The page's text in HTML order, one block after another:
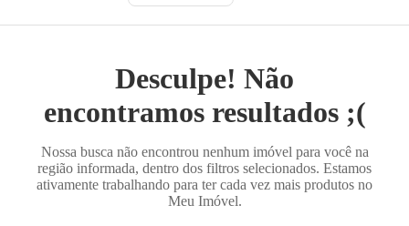
Desculpe! Não
encontramos resultados ;(
Nossa busca não encontrou nenhum imóvel para você na
região informada, dentro dos filtros selecionados. Estamos
ativamente trabalhando para ter cada vez mais produtos no
Meu Imóvel.